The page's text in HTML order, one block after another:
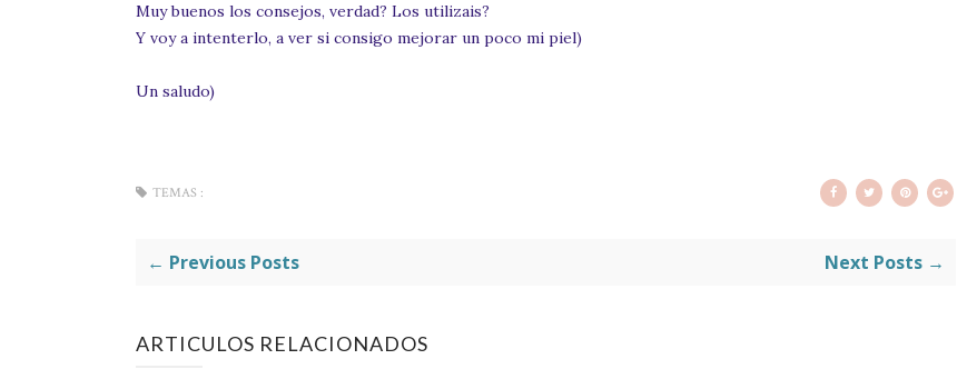
Muy buenos los consejos, verdad? Los utilizais?
Y voy a intenterlo, a ver si consigo mejorar un poco mi piel)
Un saludo)
TEMAS :
← Previous Posts Next Posts →
ARTICULOS RELACIONADOS